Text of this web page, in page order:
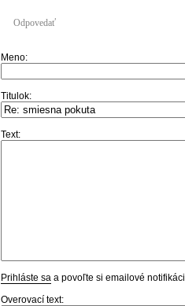
Odpovedať
Meno:
Titulok:
Text:
Prihláste sa a povoľte si emailové
Overovací text: